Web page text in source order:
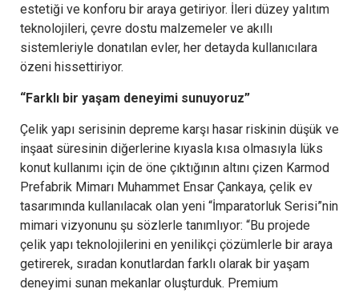
estetiği ve konforu bir araya getiriyor. İleri düzey yalıtım
teknolojileri, çevre dostu malzemeler ve akıllı
sistemleriyle donatılan evler, her detayda kullanıcılara
özeni hissettiriyor.
“Farklı bir yaşam deneyimi sunuyoruz”
Çelik yapı serisinin depreme karşı hasar riskinin düşük ve
inşaat süresinin diğerlerine kıyasla kısa olmasıyla lüks
konut kullanımı için de öne çıktığının altını çizen Karmod
Prefabrik Mimarı Muhammet Ensar Çankaya, çelik ev
tasarımında kullanılacak olan yeni “İmparatorluk Serisi”nin
mimari vizyonunu şu sözlerle tanımlıyor: “Bu projede
çelik yapı teknolojilerini en yenilikçi çözümlerle bir araya
getirerek, sıradan konutlardan farklı olarak bir yaşam
deneyimi sunan mekanlar oluşturduk. Premium